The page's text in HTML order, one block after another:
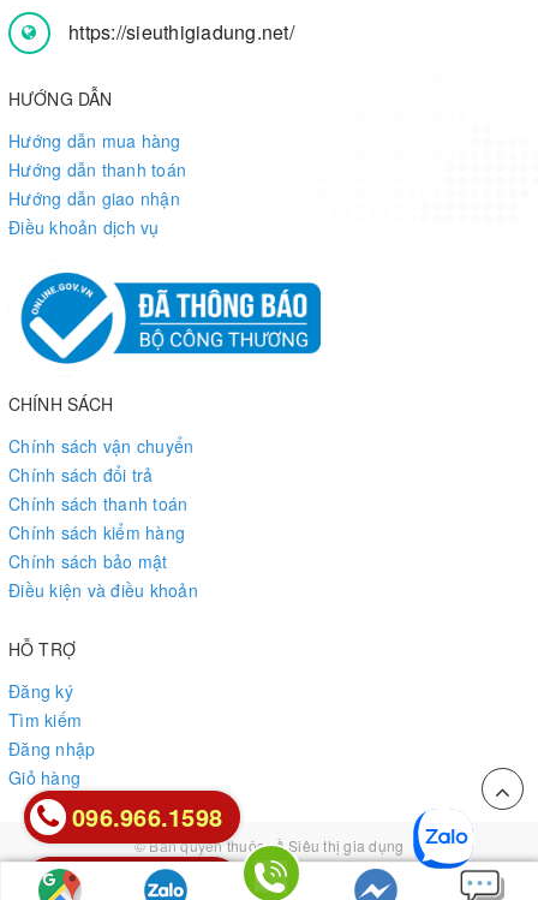
https://sieuthigiadung.net/
HƯỚNG DẪN
Hướng dẫn mua hàng
Hướng dẫn thanh toán
Hướng dẫn giao nhận
Điều khoản dịch vụ
CHÍNH SÁCH
Chính sách vận chuyển
Chính sách đổi trả
Chính sách thanh toán
Chính sách kiểm hàng
Chính sách bảo mật
Điều kiện và điều khoản
HỖ TRỢ
Đăng ký
Tìm kiếm
Đăng nhập
Giỏ hàng
© Bản quyền thuộc vềSiêu thị gia dụng
Cung cấp bởiSapo
096.966.1598
0912.85.85.26
096.966.1598
0912.85.85.26